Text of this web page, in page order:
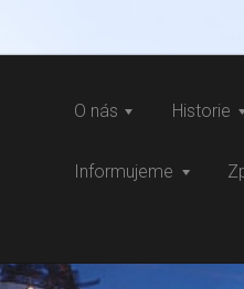
O nás Historie
Informujeme